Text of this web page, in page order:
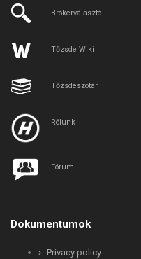
Brókerválasztó
Tőzsde Wiki
Tőzsdeszótár
Rólunk
Fórum
Dokumentumok
Privacy policy